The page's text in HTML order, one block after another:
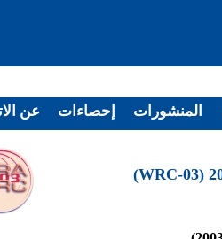
عن إحصاءات المنشورات